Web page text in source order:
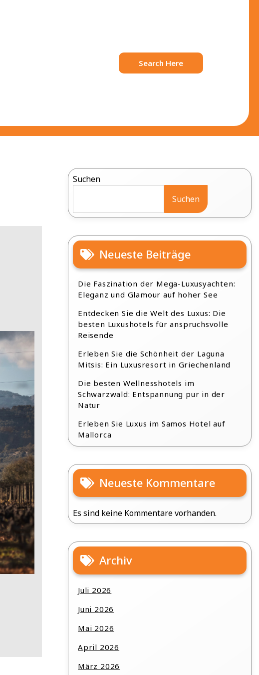
Search Here
Suchen
Suchen
Neueste Beiträge
Die Faszination der Mega-Luxusyachten:
Eleganz und Glamour auf hoher See
Entdecken Sie die Welt des Luxus: Die
besten Luxushotels für anspruchsvolle
Reisende
Erleben Sie die Schönheit der Laguna
Mitsis: Ein Luxusresort in Griechenland
Die besten Wellnesshotels im
Schwarzwald: Entspannung pur in der
Natur
Erleben Sie Luxus im Samos Hotel auf
Mallorca
Neueste Kommentare
Es sind keine Kommentare vorhanden.
Archiv
Juli 2026
Juni 2026
Mai 2026
April 2026
März 2026